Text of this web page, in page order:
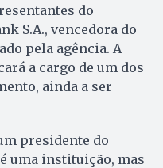
do
S.A., vencedora do
pela agência. A
a cargo de um dos
ainda a ser
presidente do
uma instituição, mas